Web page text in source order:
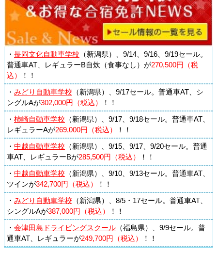
・ 長岡文化自動車学校 （新潟県）、9/14、9/16、9/19セール。
普通車AT、レギュラーB自炊（食事なし）が270,500円（税
込）
！！
・ みどり自動車学校 （新潟県）、9/17セール。普通車AT、シ
ングルAが302,000円（税込）
！！
・ 柿崎自動車学校 （新潟県）、9/17、9/18セール。普通車AT、
レギュラーAが269,000円（税込）
！！
・ 中越自動車学校 （新潟県）、9/15、9/17、9/20セール。普通
車AT、レギュラーBが285,500円（税込）
！！
・ 中越自動車学校 （新潟県）、9/10、9/13セール。普通車AT、
ツインが342,700円（税込）
！！
・ みどり自動車学校 （新潟県）、8/5・17セール。普通車AT、
シングルAが387,000円（税込）
！！
・ 会津田島ドライビングスクール （福島県）、9/9セール。普
通車AT、レギュラーが249,700円（税込） ！！